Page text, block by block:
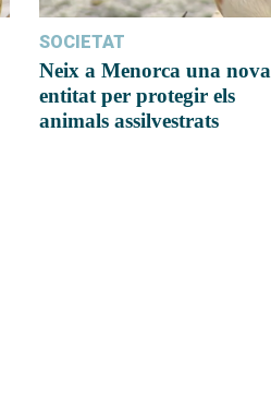
SOCIETAT
Neix a Menorca una nova
entitat per protegir els
animals assilvestrats